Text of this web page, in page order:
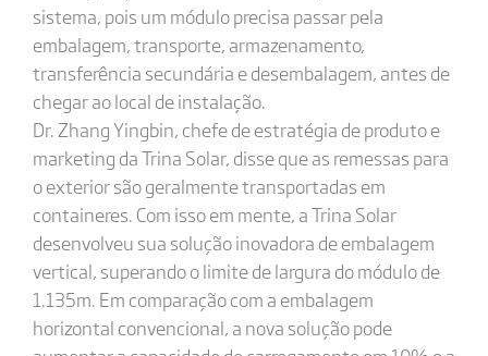
sistema, pois um módulo precisa passar pela
embalagem, transporte, armazenamento,
transferência secundária e desembalagem, antes de
chegar ao local de instalação.
Dr. Zhang Yingbin, chefe de estratégia de produto e
marketing da Trina Solar, disse que as remessas para
o exterior são geralmente transportadas em
containeres. Com isso em mente, a Trina Solar
desenvolveu sua solução inovadora de embalagem
vertical, superando o limite de largura do módulo de
1.135m. Em comparação com a embalagem
horizontal convencional, a nova solução pode